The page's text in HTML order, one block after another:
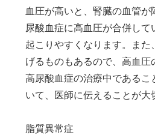
血圧が高いと、腎臓の血管
尿酸血症に高血圧が合併して
起こりやすくなります。また
げるものもあるので、高血圧
高尿酸血症の治療中であるこ
いて、医師に伝えることが大
脂質異常症